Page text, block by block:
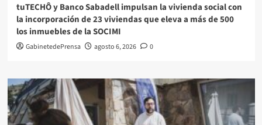
tuTECHÔ y Banco Sabadell impulsan la vivienda social con
la incorporación de 23 viviendas que eleva a más de 500
los inmuebles de la SOCIMI
GabinetedePrensa agosto 6, 2026 0